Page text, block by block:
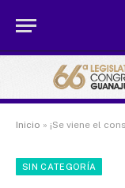
Inicio » ¡Se viene el consejo
SIN CATEGORÍA